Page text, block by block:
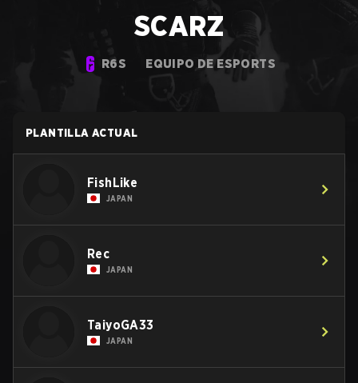
SCARZ
R6S EQUIPO DE ESPORTS
PLANTILLA ACTUAL
FishLike
JAPAN
Rec
JAPAN
TaiyoGA33
JAPAN